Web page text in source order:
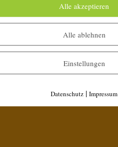
Alle akzeptieren
Alle ablehnen
Einstellungen
Datenschutz | Impressum